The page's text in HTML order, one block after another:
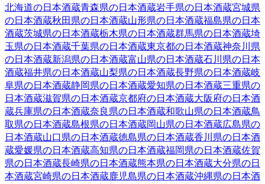
北海道の日本酒蔵青森県の日本酒蔵岩手県の日本酒蔵宮城県
の日本酒蔵秋田県の日本酒蔵山形県の日本酒蔵福島県の日本
酒蔵茨城県の日本酒蔵栃木県の日本酒蔵群馬県の日本酒蔵埼
玉県の日本酒蔵千葉県の日本酒蔵東京都の日本酒蔵神奈川県
の日本酒蔵新潟県の日本酒蔵富山県の日本酒蔵石川県の日本
酒蔵福井県の日本酒蔵山梨県の日本酒蔵長野県の日本酒蔵岐
阜県の日本酒蔵静岡県の日本酒蔵愛知県の日本酒蔵三重県の
日本酒蔵滋賀県の日本酒蔵京都府の日本酒蔵大阪府の日本酒
蔵兵庫県の日本酒蔵奈良県の日本酒蔵和歌山県の日本酒蔵鳥
取県の日本酒蔵島根県の日本酒蔵岡山県の日本酒蔵広島県の
日本酒蔵山口県の日本酒蔵徳島県の日本酒蔵香川県の日本酒
蔵愛媛県の日本酒蔵高知県の日本酒蔵福岡県の日本酒蔵佐賀
県の日本酒蔵長崎県の日本酒蔵熊本県の日本酒蔵大分県の日
本酒蔵宮崎県の日本酒蔵鹿児島県の日本酒蔵沖縄県の日本酒